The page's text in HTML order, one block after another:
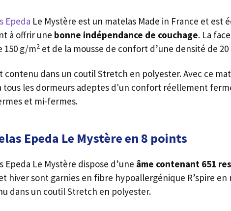
Epeda Le Mystère est un matelas Made in France et est
à offrir une bonne indépendance de couchage. La
150 g/m2 et de la mousse de confort d’une densité de
contenu dans un coutil Stretch en polyester. Avec ce
tous les dormeurs adeptes d'un confort réellement
et mi-fermes.
Epeda Le Mystère en 8 points
Epeda Le Mystère dispose d’une âme contenant 651
hiver sont garnies en fibre hypoallergénique R’spire
dans un coutil Stretch en polyester.